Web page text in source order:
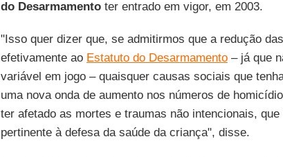
do Desarmamentoter entrado em vigor, em 2003.
"Isso quer dizer que, se admitirmos que a redução
efetivamente ao Estatuto do Desarmamento– já que
variável em jogo – quaisquer causas sociais que
uma nova onda de aumento nos números de
ter afetado as mortes e traumas não intencionais,
pertinente à defesa da saúde da criança", disse.